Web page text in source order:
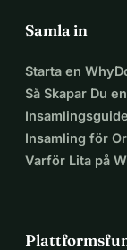
Samla in
Starta en
Så Skapar Du
Insamling för
Varför Lita på